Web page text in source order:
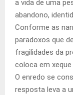
a vida de uma
abandono,
Conforme as
paradoxos que
fragilidades da
coloca em
O enredo se
resposta leva a